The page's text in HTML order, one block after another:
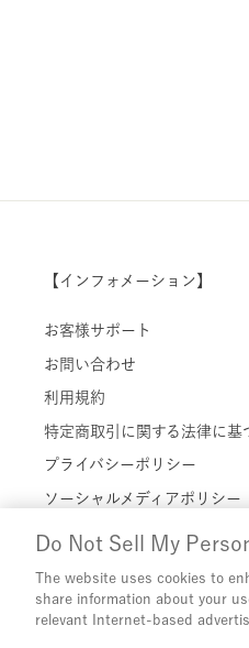
【インフォメーション】
お客様サポート
お問い合わせ
利用規約
特定商取引に関する法律に基
プライバシーポリシー
ソーシャルメディアポリシー
Cookie 設定
Do Not Sell My
The website uses cookies to
share information about your
relevant Internet-based